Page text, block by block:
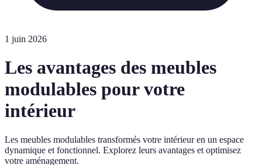
1 juin 2026
Les avantages des meubles
modulables pour votre
intérieur
Les meubles modulables transformés votre intérieur en un espace
dynamique et fonctionnel. Explorez leurs avantages et optimisez
votre aménagement.